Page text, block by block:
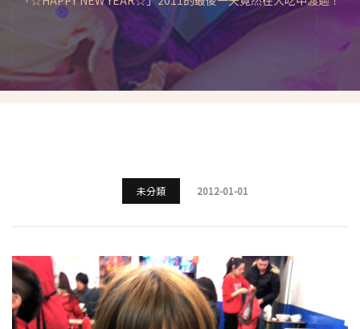
未分類 2012-01-01